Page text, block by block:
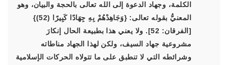
الكلمة، وجهاد الدعوة إلى الله تعالى بالحجة والبيان، وهو
المعنيُّ بقوله تعالى: {وَجَاهِدْهُمْ بِهِ جِهَادًا كَبِيرًا (52)}
[الفرقان: 52]. ولا يعني هذا بطبيعة الحال إنكارَ
مشروعية جهاد السيف، ولكن لهذا الجهاد مناطاته
وشرائطه التي لا تنطبق على ما تتولاه الحركات الإسلامية